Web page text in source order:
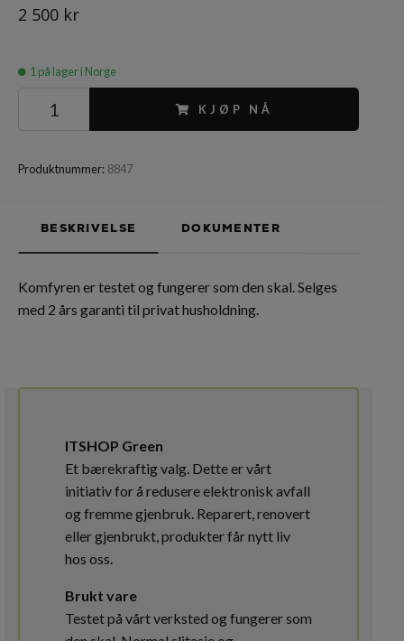
2 500 kr
1 på lager i Norge
KJØP NÅ
Produktnummer: 8847
BESKRIVELSE DOKUMENTER
Komfyren er testet og fungerer som den skal. Selges
med 2 års garanti til privat husholdning.
ITSHOP Green
Et bærekraftig valg. Dette er vårt
initiativ for å redusere elektronisk avfall
og fremme gjenbruk. Reparert, renovert
eller gjenbrukt, produkter får nytt liv
hos oss.
Brukt vare
Testet på vårt verksted og fungerer som